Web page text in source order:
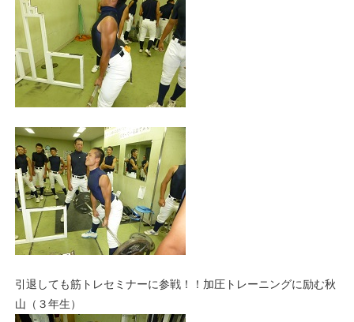
引退しても筋トレセミナーに参戦！！加圧トレーニングに励む秋
山（３年生）